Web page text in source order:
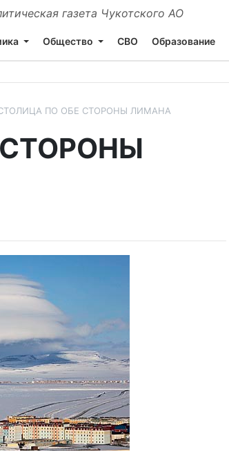
газета Чукотского АО
Общество СВО Образование
ПО ОБЕ СТОРОНЫ ЛИМАНА